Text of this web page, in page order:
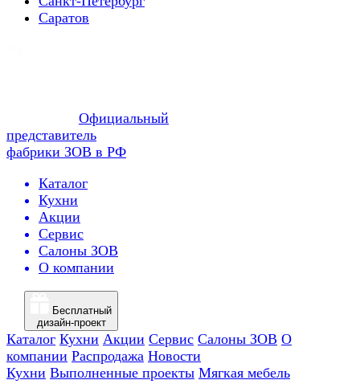
Саратов
Официальный
представитель
фабрики ЗОВ в РФ
Каталог
Кухни
Акции
Сервис
Салоны ЗОВ
О компании
Бесплатный
дизайн-проект
Каталог Кухни Акции Сервис Салоны ЗОВ О
компании Распродажа Новости
Кухни Выполненные проекты Мягкая мебель